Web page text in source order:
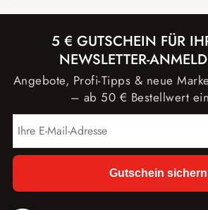
5 € GUTSCHEIN FÜR
NEWSLETTER-
Angebote, Profi-Tipps & neue
– ab 50 € Bestellwert
Gutschein sichern